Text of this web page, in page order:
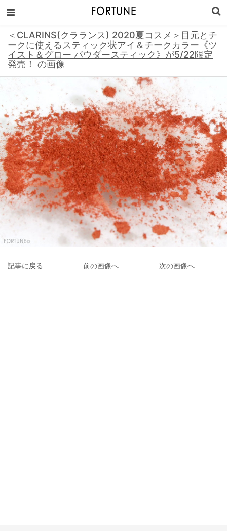
＜CLARINS(クラランス) 2020夏コスメ＞目元とチ
ークに使えるスティック状アイ＆チークカラー《ツ
イスト＆グロー パウダースティック》が5/22限定
発売！
の画像
記事に戻る 前の画像へ 次の画像へ